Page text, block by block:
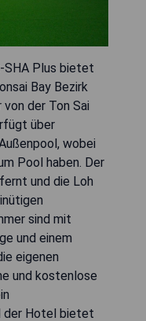
SHA Plus bietet
Bay Bezirk
der Ton Sai
über
wobei
Pool haben. Der
und die Loh
sind mit
und einem
eigenen
und kostenlose
der Hotel bietet